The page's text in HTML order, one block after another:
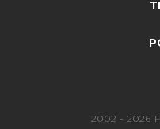
2002 - 2026